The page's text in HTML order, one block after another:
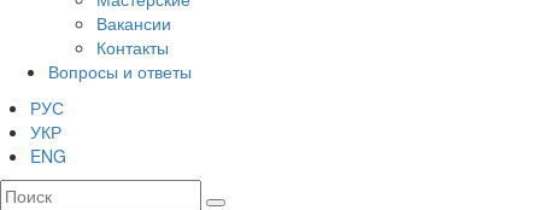
Вакансии
Контакты
Вопросы и ответы
РУС
УКР
ENG